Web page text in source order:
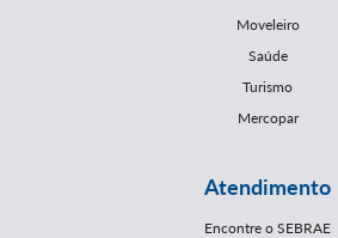
Moveleiro
Saúde
Turismo
Mercopar
Atendimento
Encontre o SEBRAE